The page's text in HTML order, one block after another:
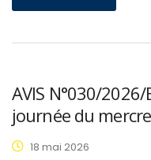
AVIS N°030/
journée du
18 mai 2026